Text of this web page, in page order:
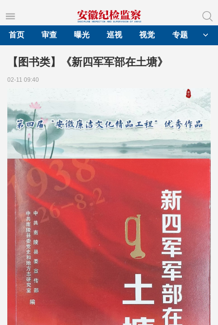
首页
审查 曝光 巡视 视觉 专题
【图书类】《新四军军部在土塘》
02-11 09:40